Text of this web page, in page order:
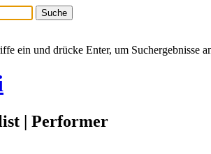
ein und drücke Enter, um Suchergebnisse
| Performer